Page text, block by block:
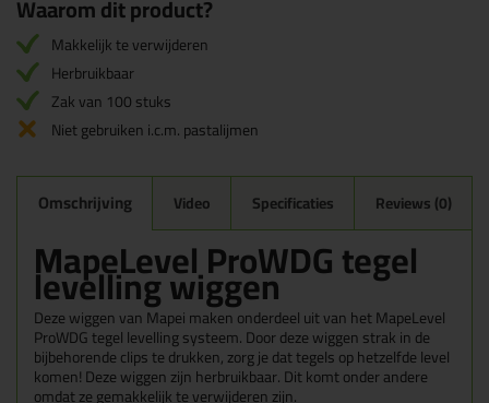
Waarom dit product?
Makkelijk te verwijderen
Herbruikbaar
Zak van 100 stuks
Niet gebruiken i.c.m. pastalijmen
Omschrijving Video Specificaties Reviews (0)
MapeLevel ProWDG tegel
levelling wiggen
Deze wiggen van Mapei maken onderdeel uit van het MapeLevel
ProWDG tegel levelling systeem. Door deze wiggen strak in de
bijbehorende clips te drukken, zorg je dat tegels op hetzelfde level
komen! Deze wiggen zijn herbruikbaar. Dit komt onder andere
omdat ze gemakkelijk te verwijderen zijn.